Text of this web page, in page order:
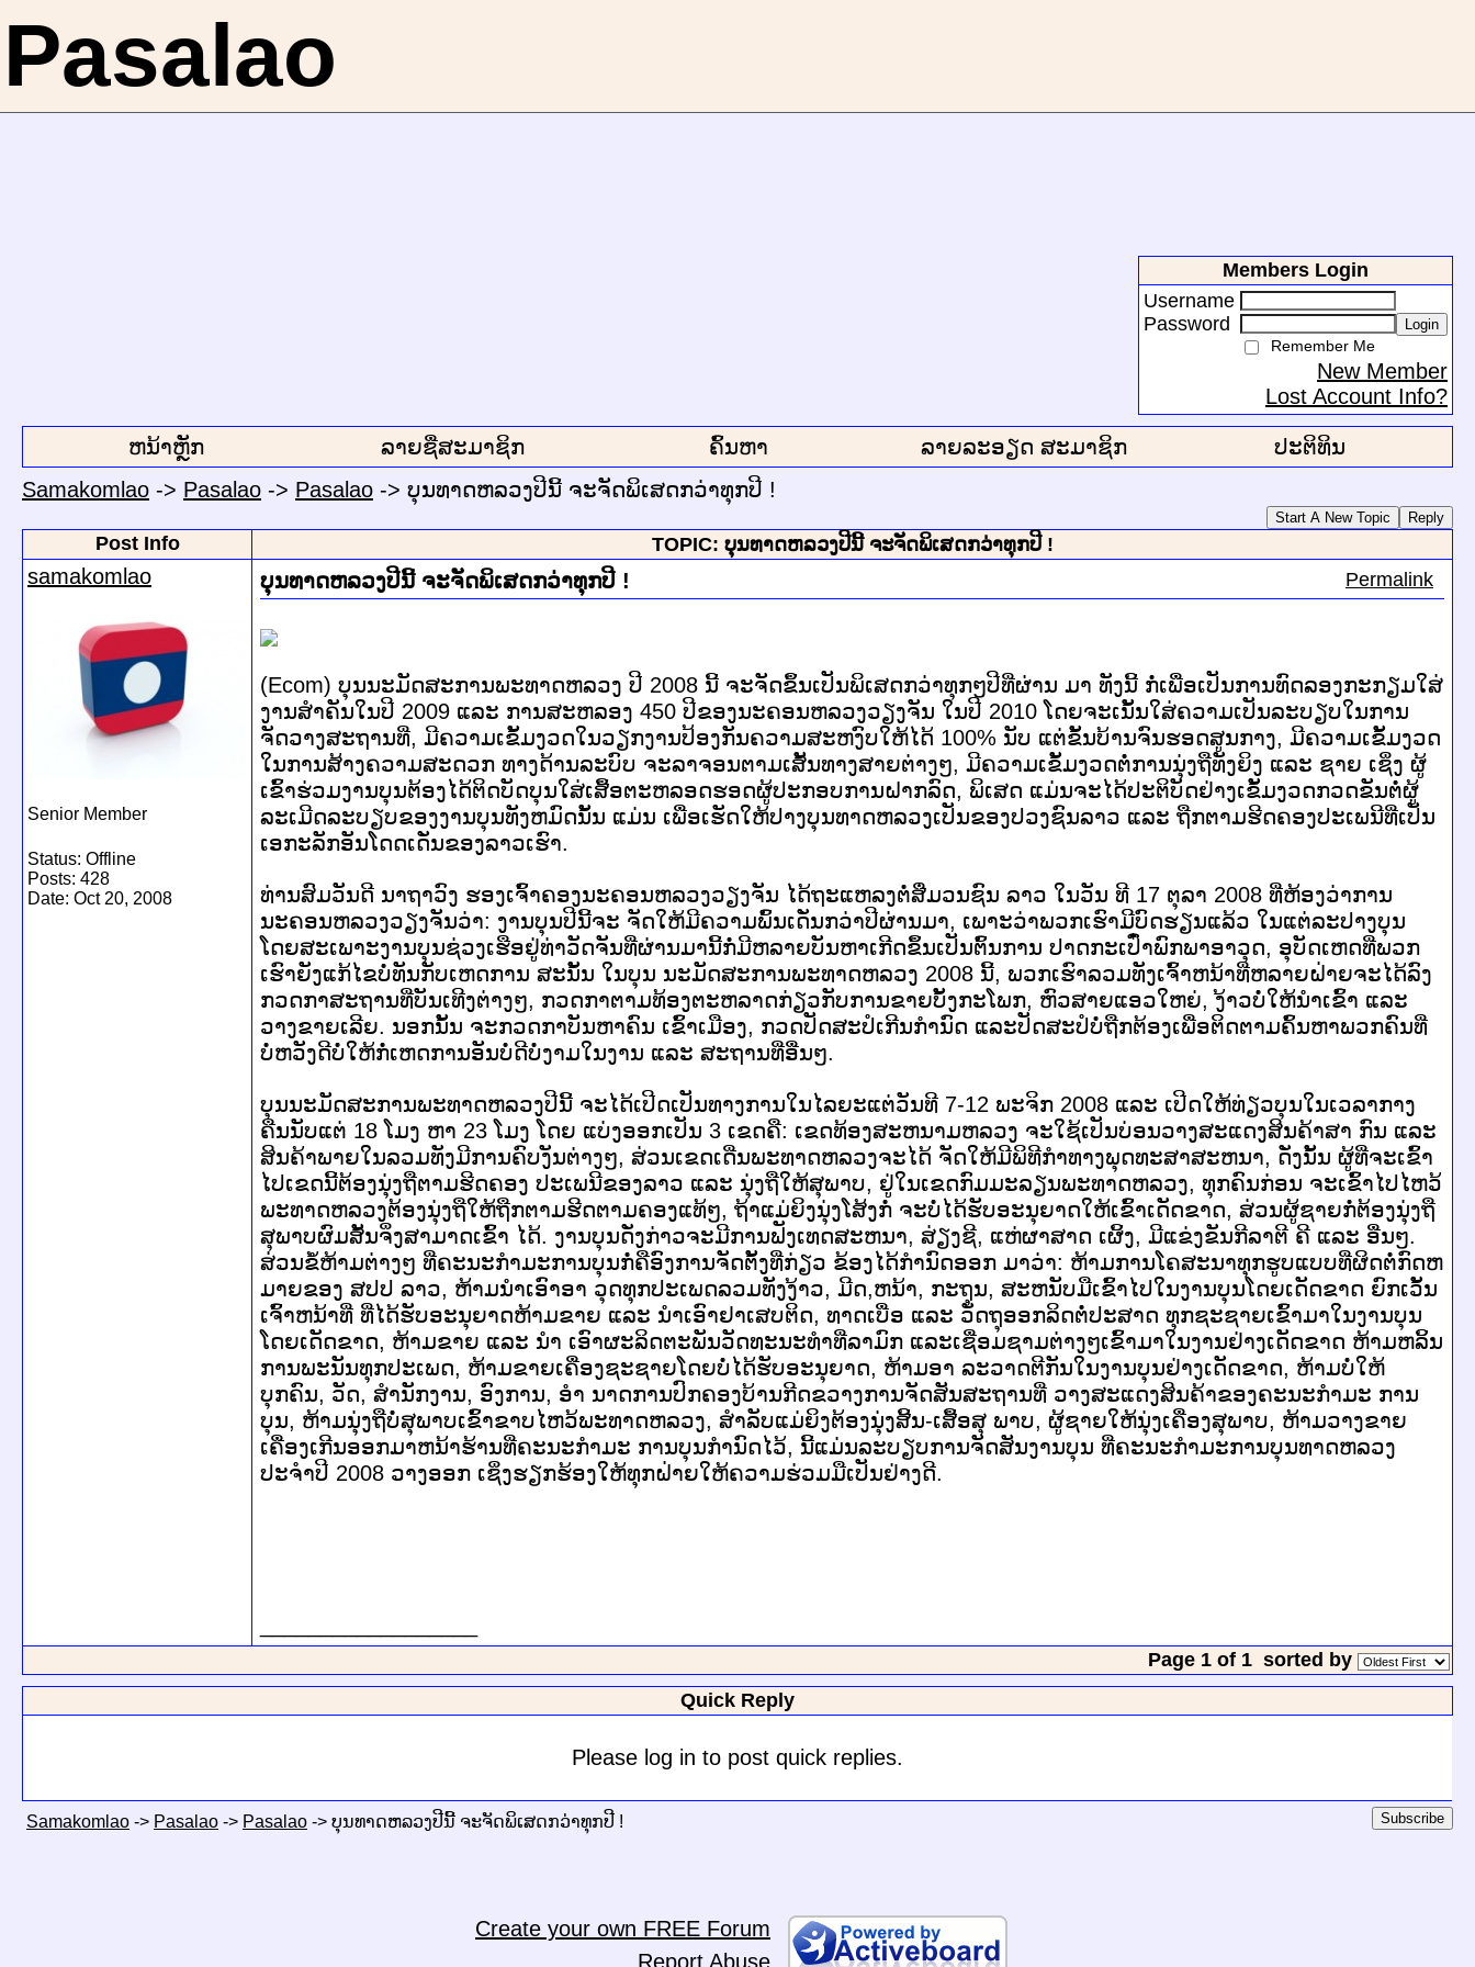
Pasalao
Members Login
Username
Password
Login
Remember Me
New Member
Lost Account Info?
ຫນ້າຫຼັກ ລາຍຊື່ສະມາຊິກ ຄົ້ນຫາ ລາຍລະອຽດ ສະມາຊິກ
ປະຕິທິນ
Samakomlao -> Pasalao -> Pasalao -> ບຸນທາດຫລວງປີນີ້ ຈະຈັດພິເສດກວ່າທຸກປີ !
Start A New Topic Reply
Post Info TOPIC: ບຸນທາດຫລວງປີນີ້ ຈະຈັດພິເສດກວ່າທຸກປີ !
samakomlao
Senior Member
Status: Offline
Posts: 428
Date: Oct 20, 2008
ບຸນທາດຫລວງປີນີ້ ຈະຈັດພິເສດກວ່າທຸກປີ ! Permalink
(Ecom) ບຸນນະມັດສະການພະທາດຫລວງ ປີ 2008 ນີ້ ຈະຈັດຂຶ້ນເປັນພິເສດກວ່າທຸກໆປີທີ່ຜ່ານ ມາ ທັງນີ້ ກໍ່ເພື່ອເປັນການທົດລອງກະກຽມໃສ່
ງານສຳຄັນໃນປີ 2009 ແລະ ການສະຫລອງ 450 ປີຂອງນະຄອນຫລວງວຽງຈັນ ໃນປີ 2010 ໂດຍຈະເນັ້ນໃສ່ຄວາມເປັນລະບຽບໃນການ
ຈັດວາງສະຖານທີ່, ມີຄວາມເຂັ້ມງວດໃນວຽກງານປ້ອງກັນຄວາມສະຫງົບໃຫ້ໄດ້ 100% ນັບ ແຕ່ຂັ້ນບ້ານຈົນຮອດສູນກາງ, ມີຄວາມເຂັ້ມງວດ
ໃນການສ້າງຄວາມສະດວກ ທາງດ້ານລະບົບ ຈະລາຈອນຕາມເສັ້ນທາງສາຍຕ່າງໆ, ມີຄວາມເຂັ້ມງວດຕໍ່ການນຸ່ງຖືທັງຍິງ ແລະ ຊາຍ ເຊິ່ງ ຜູ້
ເຂົ້າຮ່ວມງານບຸນຕ້ອງໄດ້ຕິດບັດບຸນໃສ່ເສື້ອຕະຫລອດຮອດຜູ້ປະກອບການຝາກລົດ, ພິເສດ ແມ່ນຈະໄດ້ປະຕິບັດຢ່າງເຂັ້ມງວດກວດຂັນຕໍ່ຜູ້
ລະເມີດລະບຽບຂອງງານບຸນທັງຫມົດນັ້ນ ແມ່ນ ເພື່ອເຮັດໃຫ້ປາງບຸນທາດຫລວງເປັນຂອງປວງຊົນລາວ ແລະ ຖືກຕາມຮີດຄອງປະເພນີທີ່ເປັນ
ເອກະລັກອັນໂດດເດັ່ນຂອງລາວເຮົາ.
ທ່ານສົມວັນດີ ນາຖາວົງ ຮອງເຈົ້າຄອງນະຄອນຫລວງວຽງຈັນ ໄດ້ຖະແຫລງຕໍ່ສື່ມວນຊົນ ລາວ ໃນວັນ ທີ 17 ຕຸລາ 2008 ທີ່ຫ້ອງວ່າການ
ນະຄອນຫລວງວຽງຈັນວ່າ: ງານບຸນປີນີ້ຈະ ຈັດໃຫ້ມີຄວາມພົ້ນເດັ່ນກວ່າປີຜ່ານມາ, ເພາະວ່າພວກເຮົາມີບົດຮຽນແລ້ວ ໃນແຕ່ລະປາງບຸນ
ໂດຍສະເພາະງານບຸນຊ່ວງເຮືອຢູ່ທ່າວັດຈັນທີ່ຜ່ານມານີ້ກໍ່ມີຫລາຍບັນຫາເກີດຂຶ້ນເປັນຕົ້ນການ ປາດກະເປົ໋າພົກພາອາວຸດ, ອຸບັດເຫດທີ່ພວກ
ເຮົາຍັງແກ້ໄຂບໍ່ທັນກັບເຫດການ ສະນັ້ນ ໃນບຸນ ນະມັດສະການພະທາດຫລວງ 2008 ນີ້, ພວກເຮົາລວມທັງເຈົ້າຫນ້າທີ່ຫລາຍຝ່າຍຈະໄດ້ລົງ
ກວດກາສະຖານທີ່ບັນເທີງຕ່າງໆ, ກວດກາຕາມທ້ອງຕະຫລາດກ່ຽວກັບການຂາຍບັ້ງກະໂພກ, ຫົວສາຍແອວໃຫຍ່, ງ້າວບໍ່ໃຫ້ນຳເຂົ້າ ແລະ
ວາງຂາຍເລີຍ. ນອກນັ້ນ ຈະກວດກາບັນຫາຄົນ ເຂົ້າເມືອງ, ກວດປັດສະປໍເກີນກຳນົດ ແລະປັດສະປໍບໍ່ຖືກຕ້ອງເພື່ອຕິດຕາມຄົ້ນຫາພວກຄົນທີ່
ບໍ່ຫວັງດີບໍ່ໃຫ້ກໍ່ເຫດການອັນບໍ່ດີບໍ່ງາມໃນງານ ແລະ ສະຖານທີ່ອື່ນໆ.
ບຸນນະມັດສະການພະທາດຫລວງປີນີ້ ຈະໄດ້ເປີດເປັນທາງການໃນໄລຍະແຕ່ວັນທີ 7-12 ພະຈິກ 2008 ແລະ ເປີດໃຫ້ທ່ຽວບຸນໃນເວລາກາງ
ຄືນນັບແຕ່ 18 ໂມງ ຫາ 23 ໂມງ ໂດຍ ແບ່ງອອກເປັນ 3 ເຂດຄື: ເຂດທ້ອງສະຫນາມຫລວງ ຈະໃຊ້ເປັນບ່ອນວາງສະແດງສິນຄ້າສາ ກົນ ແລະ
ສິນຄ້າພາຍໃນລວມທັງມີການຄົບງັນຕ່າງໆ, ສ່ວນເຂດເດີ່ນພະທາດຫລວງຈະໄດ້ ຈັດໃຫ້ມີພິທີກຳທາງພຸດທະສາສະຫນາ, ດັ່ງນັ້ນ ຜູ້ທີ່ຈະເຂົ້າ
ໄປເຂດນີ້ຕ້ອງນຸ່ງຖືຕາມຮີດຄອງ ປະເພນີຂອງລາວ ແລະ ນຸ່ງຖືໃຫ້ສຸພາບ, ຢູ່ໃນເຂດກົມມະລຽນພະທາດຫລວງ, ທຸກຄົນກ່ອນ ຈະເຂົ້າໄປໄຫວ້
ພະທາດຫລວງຕ້ອງນຸ່ງຖືໃຫ້ຖືກຕາມຮີດຕາມຄອງແທ້ໆ, ຖ້າແມ່ຍິງນຸ່ງໂສ້ງກໍ່ ຈະບໍ່ໄດ້ຮັບອະນຸຍາດໃຫ້ເຂົ້າເດັດຂາດ, ສ່ວນຜູ້ຊາຍກໍ່ຕ້ອງນຸ່ງຖື
ສຸພາບຜົມສັ້ນຈິ່ງສາມາດເຂົ້າ ໄດ້. ງານບຸນດັ່ງກ່າວຈະມີການຟັງເທດສະຫນາ, ສ່ຽງຊີ, ແຫ່ຜາສາດ ເຜິ້ງ, ມີແຂ່ງຂັນກີລາຕີ ຄີ ແລະ ອື່ນໆ.
ສ່ວນຂໍ້ຫ້າມຕ່າງໆ ທີ່ຄະນະກຳມະການບຸນກໍ່ຄືອົງການຈັດຕັ້ງທີ່ກ່ຽວ ຂ້ອງໄດ້ກຳນົດອອກ ມາວ່າ: ຫ້າມການໂຄສະນາທຸກຮູບແບບທີ່ຜິດຕໍ່ກົດຫ
ມາຍຂອງ ສປປ ລາວ, ຫ້າມນຳເອົາອາ ວຸດທຸກປະເພດລວມທັງງ້າວ, ມີດ,ຫນ້າ, ກະຖຸນ, ສະຫນັບມືເຂົ້າໄປໃນງານບຸນໂດຍເດັດຂາດ ຍົກເວັ້ນ
ເຈົ້າຫນ້າທີ່ ທີ່ໄດ້ຮັບອະນຸຍາດຫ້າມຂາຍ ແລະ ນຳເອົາຢາເສບຕິດ, ທາດເບື່ອ ແລະ ວັດຖຸອອກລິດຕໍ່ປະສາດ ທຸກຊະຊາຍເຂົ້າມາໃນງານບຸນ
ໂດຍເດັດຂາດ, ຫ້າມຂາຍ ແລະ ນຳ ເອົາຜະລິດຕະພັນວັດທະນະທຳທີ່ລາມົກ ແລະເຊື່ອມຊາມຕ່າງໆເຂົ້າມາໃນງານຢ່າງເດັດຂາດ ຫ້າມຫລິ້ນ
ການພະນັນທຸກປະເພດ, ຫ້າມຂາຍເຄື່ອງຊະຊາຍໂດຍບໍ່ໄດ້ຮັບອະນຸຍາດ, ຫ້າມອາ ລະວາດຕີກັນໃນງານບຸນຢ່າງເດັດຂາດ, ຫ້າມບໍ່ໃຫ້
ບຸກຄົນ, ວັດ, ສຳນັກງານ, ອົງການ, ອຳ ນາດການປົກຄອງບ້ານກີດຂວາງການຈັດສັນສະຖານທີ່ ວາງສະແດງສິນຄ້າຂອງຄະນະກຳມະ ການ
ບຸນ, ຫ້າມນຸ່ງຖືບໍ່ສຸພາບເຂົ້າຂາບໄຫວ້ພະທາດຫລວງ, ສຳລັບແມ່ຍິງຕ້ອງນຸ່ງສີ້ນ-ເສື້ອສຸ ພາບ, ຜູ້ຊາຍໃຫ້ນຸ່ງເຄື່ອງສຸພາບ, ຫ້າມວາງຂາຍ
ເຄື່ອງເກີນອອກມາຫນ້າຮ້ານທີ່ຄະນະກຳມະ ການບຸນກຳນົດໄວ້, ນີ້ແມ່ນລະບຽບການຈັດສັນງານບຸນ ທີ່ຄະນະກຳມະການບຸນທາດຫລວງ
ປະຈຳປີ 2008 ວາງອອກ ເຊິ່ງຮຽກຮ້ອງໃຫ້ທຸກຝ່າຍໃຫ້ຄວາມຮ່ວມມືເປັນຢ່າງດີ.
Page 1 of 1 sorted by
Quick Reply
Please log in to post quick replies.
Samakomlao -> Pasalao -> Pasalao -> ບຸນທາດຫລວງປີນີ້ ຈະຈັດພິເສດກວ່າທຸກປີ ! Subscribe
Create your own FREE Forum
Report Abuse